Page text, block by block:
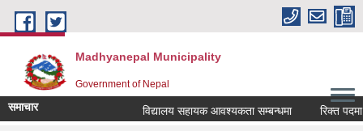
Skip to main content
Madhyanepal Municipality
Government of Nepal
समाचार विद्यालय सहायक आवश्यकता सम्बन्धमा रिक्त पदमा